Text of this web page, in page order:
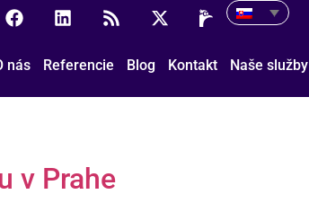
nás Referencie Blog Kontakt Naše služby
v Prahe